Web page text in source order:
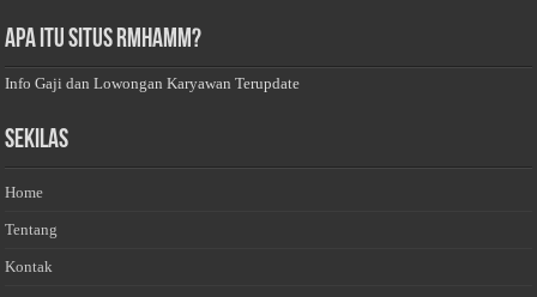
Apa Itu Situs Rmhamm?
Info Gaji dan Lowongan Karyawan Terupdate
Sekilas
Home
Tentang
Kontak